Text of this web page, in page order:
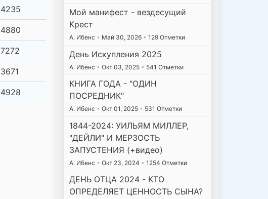
4235
4880
7272
3671
4928
Мой манифест - вездесущий
Крест
А. Ибенс • Май 30, 2026 • 129 Отметки
День Искупления 2025
А. Ибенс • Окт 03, 2025 • 541 Отметки
КНИГА ГОДА - "ОДИН
ПОСРЕДНИК"
А. Ибенс • Окт 01, 2025 • 531 Отметки
1844-2024: УИЛЬЯМ МИЛЛЕР,
"ДЕЙЛИ" И МЕРЗОСТЬ
ЗАПУСТЕНИЯ (+видео)
А. Ибенс • Окт 23, 2024 • 1254 Отметки
ДЕНЬ ОТЦА 2024 - КТО
ОПРЕДЕЛЯЕТ ЦЕННОСТЬ СЫНА?